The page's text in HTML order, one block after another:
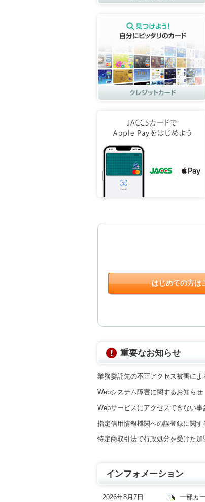
はじめての方は
重要なお知らせ
業務委託先の不正アクセス被害に
Webシステム障害に関するお知らせ
Webサービスにアクセスできない事
指定信用情報機関への誤登録に関
特定商取引法で行政処分を受けた
インフォメーション
2026年8月7日 一部カ